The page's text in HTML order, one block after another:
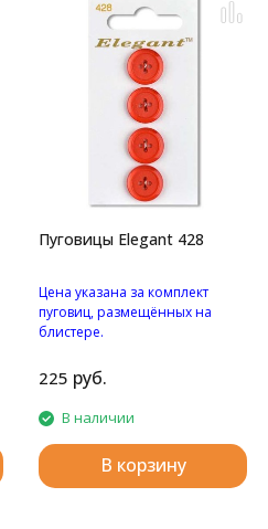
Пуговицы Elegant 428
Цена указана за комплект
пуговиц, размещённых на
блистере.
отверстиями.
225 руб.
В наличии
В корзину